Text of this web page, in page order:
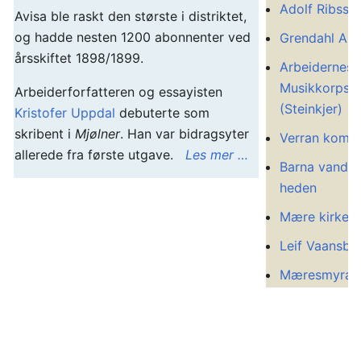
Avisa ble raskt den største i distriktet,
og hadde nesten 1200 abonnenter ved
årsskiftet 1898/1899.
Arbeiderforfatteren og essayisten
Kristofer Uppdal debuterte som
skribent i Mjølner. Han var bidragsyter
allerede fra første utgave. Les mer …
Adolf
Grendahl
Arbeidernes
Musikkorps
(Steinkjer)
Verran
Barna
heden
Mære kirke
Leif
Mæresmyra